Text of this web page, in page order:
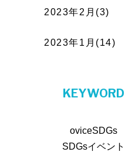
2023年2月(3)
2023年1月(14)
KEYWORD
oviceSDGs
SDGsイベント